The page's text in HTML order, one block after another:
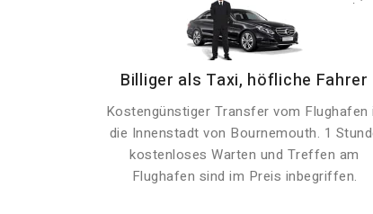
Billiger als Taxi, höfliche Fahrer
Kostengünstiger Transfer vom Flughafen
die Innenstadt von Bournemouth. 1
kostenloses Warten und Treffen am
Flughafen sind im Preis inbegriffen.